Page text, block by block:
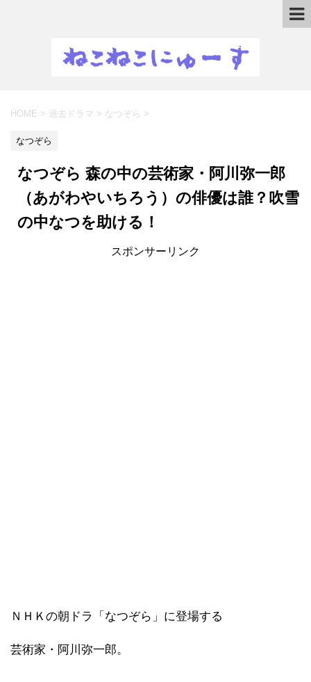
HOME > 過去ドラマ > なつぞら >
なつぞら
なつぞら 森の中の芸術家・阿川弥一郎
（あがわやいちろう）の俳優は誰？吹雪
の中なつを助ける！
スポンサーリンク
ＮＨＫの朝ドラ「なつぞら」に登場する
芸術家・阿川弥一郎。